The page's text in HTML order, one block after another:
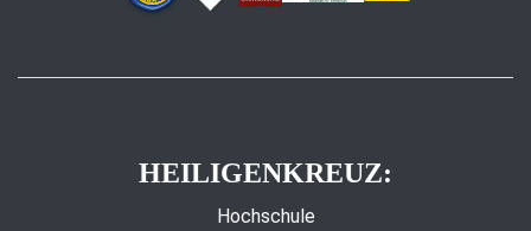
HEILIGENKREUZ:
Hochschule